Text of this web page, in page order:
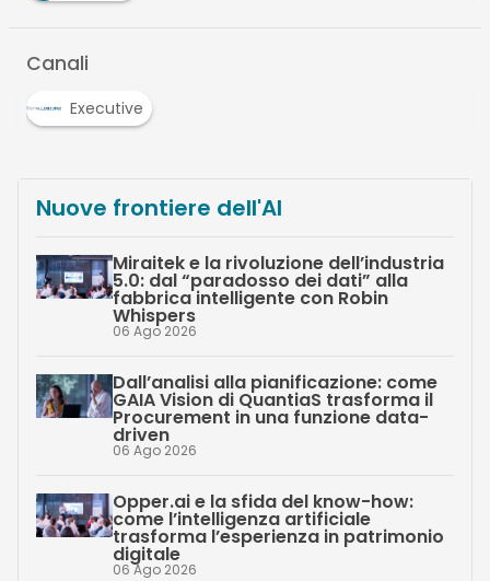
Canali
Executive
Nuove frontiere dell'AI
Miraitek e la rivoluzione dell’industria
5.0: dal “paradosso dei dati” alla
fabbrica intelligente con Robin
Whispers
06 Ago 2026
Dall’analisi alla pianificazione: come
GAIA Vision di QuantiaS trasforma il
Procurement in una funzione data-
driven
06 Ago 2026
Opper.ai e la sfida del know-how:
come l’intelligenza artificiale
trasforma l’esperienza in patrimonio
digitale
06 Ago 2026